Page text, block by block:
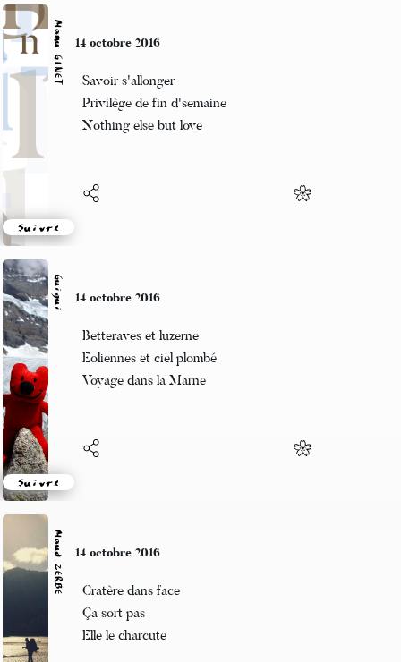
Manu GINET
Suivre
11 octobre 2016
Tronçonneuse qui hurle
Violent hardcore ! dans la cour
L'hiver se prépare
Guigui
Suivre
11 octobre 2016
Ti’punch familial
Presse le citron dans tes doigts
Et laisse le tomber
Maud ZERBE 11 octobre 2016
Ta silhouette
Entonnoir de mes désirs
Filtre insouciant